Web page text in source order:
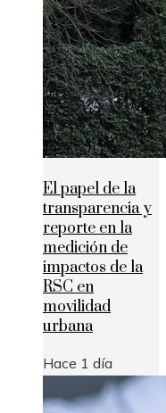
El papel de la
transparencia y
reporte en la
medición de
impactos de la
RSC en
movilidad
urbana
Hace 1 día